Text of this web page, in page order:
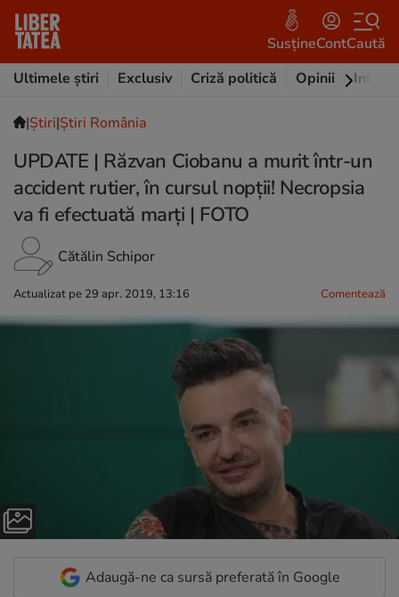
SusțineContCaută
Ultimele știri
Exclusiv Criză politică Opinii
|Ştiri|Știri România
UPDATE | Răzvan Ciobanu a murit într-un
accident rutier, în cursul nopții! Necropsia
va fi efectuată marți | FOTO
Cătălin Schipor
Actualizat pe 29 apr. 2019, 13:16 Comentează
Adaugă-ne ca sursă preferată în Google